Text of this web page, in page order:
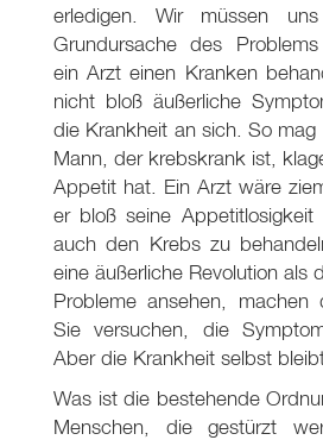
erledigen. Wir müssen
Grundursache des
ein Arzt einen Kranken
nicht bloß äußerliche
die Krankheit an sich. So mag
Mann, der krebskrank ist,
Appetit hat. Ein Arzt wäre
er bloß seine Appetitlosigkeit
auch den Krebs zu
eine äußerliche Revolution als
Probleme ansehen, machen
Sie versuchen, die
Aber die Krankheit selbst
Was ist die bestehende
Menschen, die gestürzt